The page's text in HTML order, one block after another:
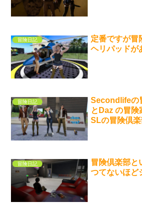
冒険日記
定番ですが冒
ヘリパッドが
冒険日記
Secondlifeの
とDaz の冒険
SLの冒険倶
冒険日記
冒険倶楽部と
つてないほど